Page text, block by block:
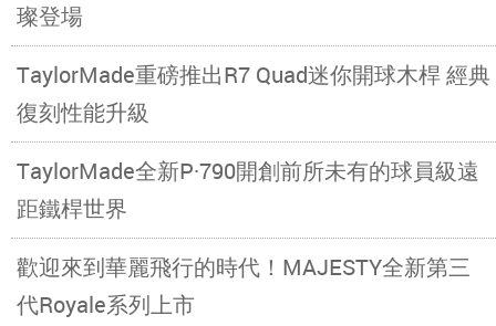
璨登場
TaylorMade重磅推出R7 Quad迷你開球木桿 經典
復刻性能升級
TaylorMade全新P·790開創前所未有的球員級遠
距鐵桿世界
歡迎來到華麗飛行的時代！MAJESTY全新第三
代Royale系列上市